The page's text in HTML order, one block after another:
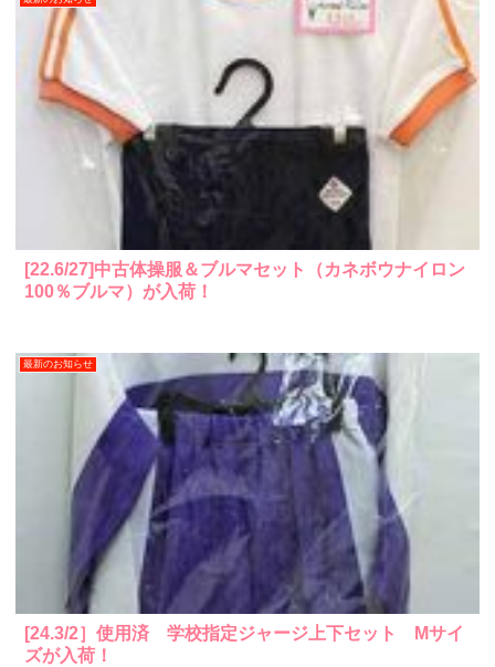
[22.6/27]中古体操服＆ブルマセット（カネボウナイロン
100％ブルマ）が入荷！
最新のお知らせ
[24.3/2］使用済 学校指定ジャージ上下セット Mサイ
ズが入荷！